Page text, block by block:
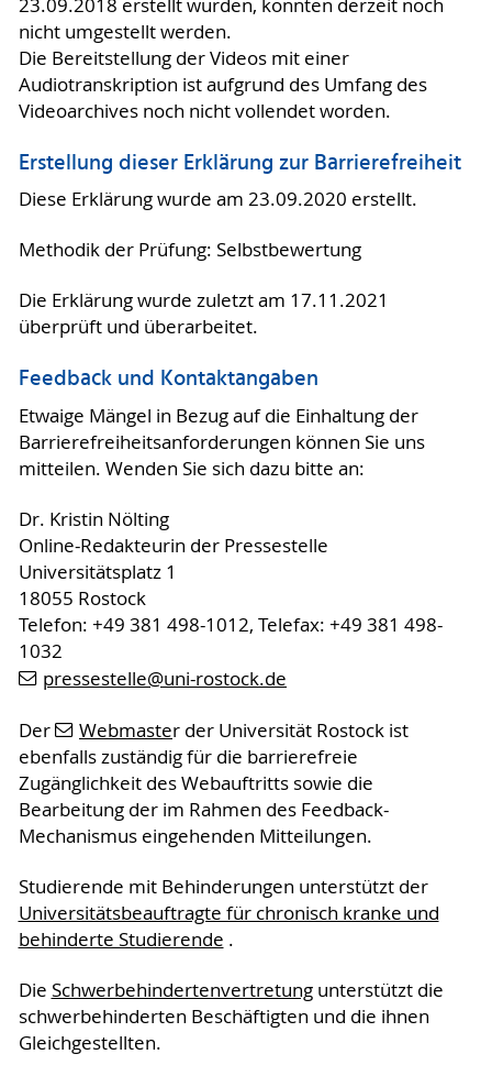
23.09.2018 erstellt wurden, konnten derzeit noch
nicht umgestellt werden.
Die Bereitstellung der Videos mit einer
Audiotranskription ist aufgrund des Umfang des
Videoarchives noch nicht vollendet worden.
Erstellung dieser Erklärung zur Barrierefreiheit
Diese Erklärung wurde am 23.09.2020 erstellt.
Methodik der Prüfung: Selbstbewertung
Die Erklärung wurde zuletzt am 17.11.2021
überprüft und überarbeitet.
Feedback und Kontaktangaben
Etwaige Mängel in Bezug auf die Einhaltung der
Barrierefreiheitsanforderungen können Sie uns
mitteilen. Wenden Sie sich dazu bitte an:
Dr. Kristin Nölting
Online-Redakteurin der Pressestelle
Universitätsplatz 1
18055 Rostock
Telefon: +49 381 498-1012, Telefax: +49 381 498-
1032
pressestelle@uni-rostock.de
Der Webmaster der Universität Rostock ist
ebenfalls zuständig für die barrierefreie
Zugänglichkeit des Webauftritts sowie die
Bearbeitung der im Rahmen des Feedback-
Mechanismus eingehenden Mitteilungen.
Studierende mit Behinderungen unterstützt der
Universitätsbeauftragte für chronisch kranke und
behinderte Studierende .
Die Schwerbehindertenvertretungunterstützt die
schwerbehinderten Beschäftigten und die ihnen
Gleichgestellten.